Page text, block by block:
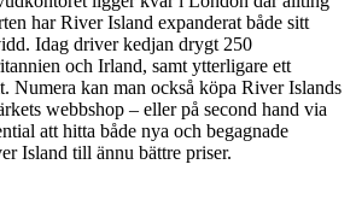
har River Island expanderat både sitt
Idag driver kedjan drygt 250
och Irland, samt ytterligare ett
Numera kan man också köpa River Islands
webbshop – eller på second hand via
att hitta både nya och begagnade
Island till ännu bättre priser.